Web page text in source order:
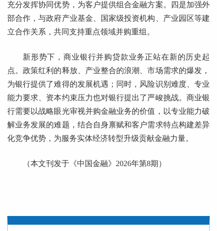
充分发挥协同优势，为客户提供组合金融方案。四是加强外
部合作，与政府产业基金、国家级投资机构、产业园区等建
立合作关系，共同支持重点领域并购重组。
新形势下，商业银行并购贷款业务正站在新的历史起
点。政策红利的释放、产业整合的浪潮、市场需求的爆发，
为银行提供了难得的发展机遇；同时，风险识别难度、专业
能力要求、资本约束压力也对银行提出了严峻挑战。商业银
行需要以战略眼光审视并购金融业务的价值，以专业能力破
解业务发展的难题，结合自身禀赋和客户需求特点构建差异
化竞争优势，为服务实体经济转型升级贡献金融力量。
（本文刊发于《中国金融》2026年第8期）